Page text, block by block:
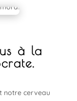
à la
notre cerveau